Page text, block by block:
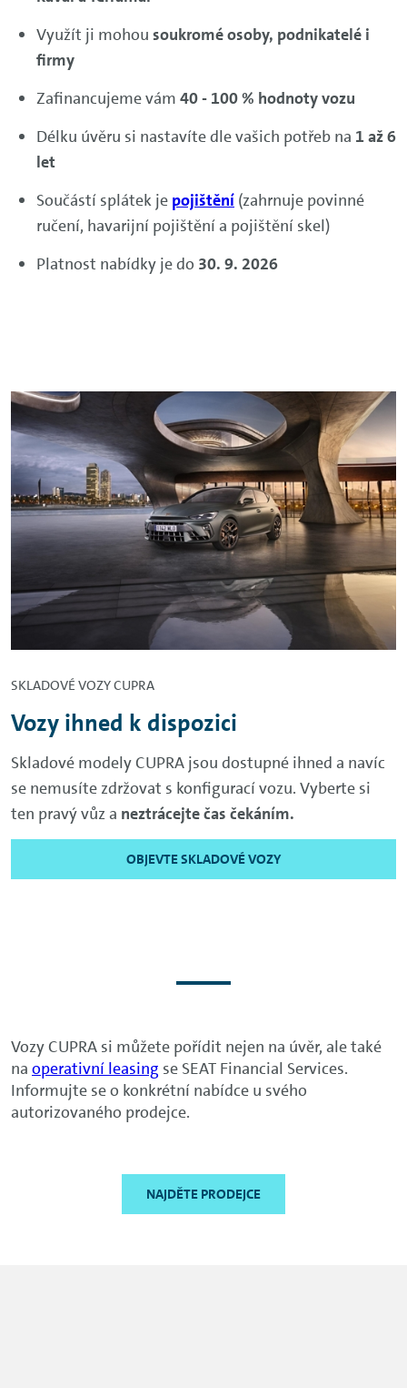
Využít ji mohou soukromé osoby, podnikatelé i
firmy
Zafinancujeme vám 40 - 100 % hodnoty vozu
Délku úvěru si nastavíte dle vašich potřeb na 1 až 6
let
Součástí splátek je pojištění (zahrnuje povinné
ručení, havarijní pojištění a pojištění skel)
Platnost nabídky je do 30. 9. 2026
SKLADOVÉ VOZY CUPRA
Vozy ihned k dispozici
Skladové modely CUPRA jsou dostupné ihned a navíc
se nemusíte zdržovat s konfigurací vozu. Vyberte si
ten pravý vůz a neztrácejte čas čekáním.
OBJEVTE SKLADOVÉ VOZY
Vozy CUPRA si můžete pořídit nejen na úvěr, ale také
na operativní leasing se SEAT Financial Services.
Informujte se o konkrétní nabídce u svého
autorizovaného prodejce.
NAJDĚTE PRODEJCE